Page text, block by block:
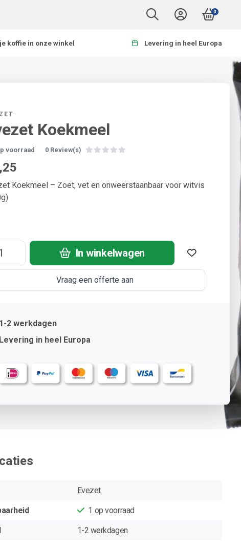
0
koffie in onze winkel Levering in heel Europa
Koekmeel
voorraad 0 Review(s)
Koekmeel – Zoet, vet en onweerstaanbaar voor witvis
In winkelwagen
Vraag een offerte aan
1-2 werkdagen
Levering in heel Europa
Evezet
1 op voorraad
1-2 werkdagen